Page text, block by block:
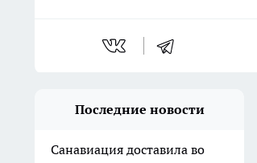
Последние новости
Санавиация доставила во